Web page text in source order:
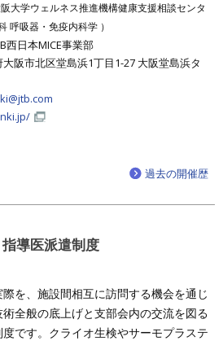
阪大学ウェルネス推進機構健康支援相談センタ
呼吸器・免疫内科学 ）
西日本MICE事業部
阪市北区堂島浜1丁目1-27 大阪堂島浜タ
過去の開催歴
導医派遣制度
を、施設間相互に訪問する機会を通じ
全般の底上げと支部会内の交流を図る
です。クライオ生検やサーモプラステ